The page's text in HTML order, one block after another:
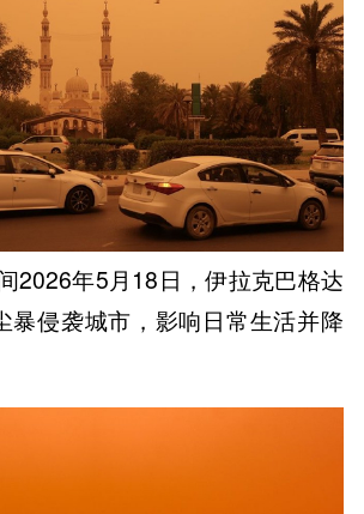
2026年5月18日，伊拉克巴格达
暴侵袭城市，影响日常生活并降